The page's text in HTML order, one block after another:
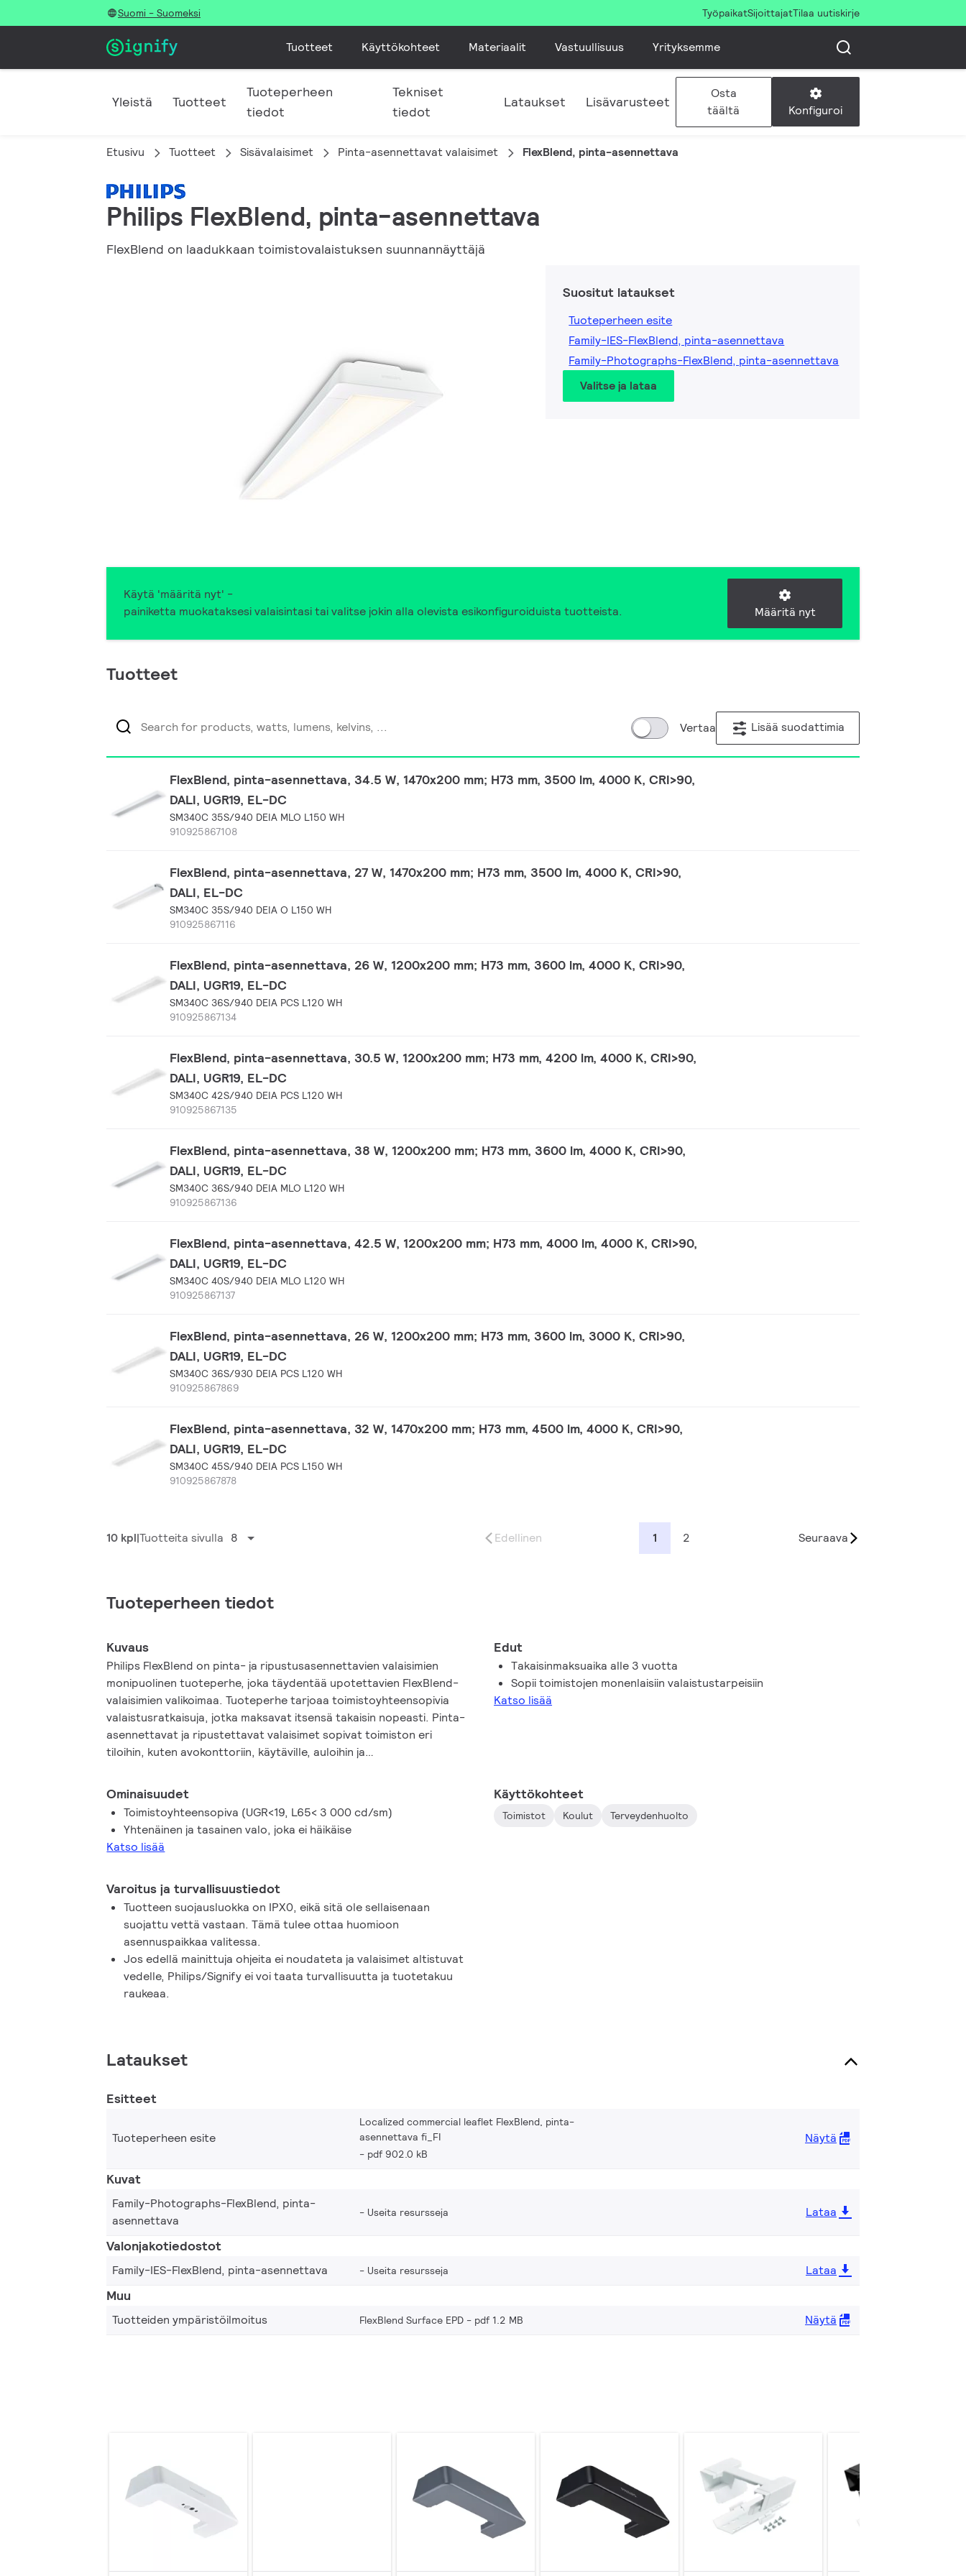
Suomi - Suomeksi TyöpaikatSijoittajatTilaa uutiskirje
Tuotteet Käyttökohteet Materiaalit Vastuullisuus Yrityksemme
Yleistä Tuotteet
Tuoteperheen
tiedot
Tekniset
tiedot
Lataukset Lisävarusteet
Osta
täältä
Konfiguroi
Etusivu Tuotteet Sisävalaisimet Pinta-asennettavat valaisimet FlexBlend, pinta-asennettava
Philips FlexBlend, pinta-asennettava
FlexBlend on laadukkaan toimistovalaistuksen suunnannäyttäjä
Suositut lataukset
Tuoteperheen esite
Family-IES-FlexBlend, pinta-asennettava
Family-Photographs-FlexBlend, pinta-asennettava
Valitse ja lataa
Käytä 'määritä nyt' -
painiketta muokataksesi valaisintasi tai valitse jokin alla olevista esikonfiguroiduista tuotteista.
Määritä nyt
Tuotteet
Vertaa Lisää suodattimia
FlexBlend, pinta-asennettava, 34.5 W, 1470x200 mm; H73 mm, 3500 lm, 4000 K, CRI>90,
DALI, UGR19, EL-DC
SM340C 35S/940 DEIA MLO L150 WH
910925867108
FlexBlend, pinta-asennettava, 27 W, 1470x200 mm; H73 mm, 3500 lm, 4000 K, CRI>90,
DALI, EL-DC
SM340C 35S/940 DEIA O L150 WH
910925867116
FlexBlend, pinta-asennettava, 26 W, 1200x200 mm; H73 mm, 3600 lm, 4000 K, CRI>90,
DALI, UGR19, EL-DC
SM340C 36S/940 DEIA PCS L120 WH
910925867134
FlexBlend, pinta-asennettava, 30.5 W, 1200x200 mm; H73 mm, 4200 lm, 4000 K, CRI>90,
DALI, UGR19, EL-DC
SM340C 42S/940 DEIA PCS L120 WH
910925867135
FlexBlend, pinta-asennettava, 38 W, 1200x200 mm; H73 mm, 3600 lm, 4000 K, CRI>90,
DALI, UGR19, EL-DC
SM340C 36S/940 DEIA MLO L120 WH
910925867136
FlexBlend, pinta-asennettava, 42.5 W, 1200x200 mm; H73 mm, 4000 lm, 4000 K, CRI>90,
DALI, UGR19, EL-DC
SM340C 40S/940 DEIA MLO L120 WH
910925867137
FlexBlend, pinta-asennettava, 26 W, 1200x200 mm; H73 mm, 3600 lm, 3000 K, CRI>90,
DALI, UGR19, EL-DC
SM340C 36S/930 DEIA PCS L120 WH
910925867869
FlexBlend, pinta-asennettava, 32 W, 1470x200 mm; H73 mm, 4500 lm, 4000 K, CRI>90,
DALI, UGR19, EL-DC
SM340C 45S/940 DEIA PCS L150 WH
910925867878
10 kpl Tuotteita sivulla 8 Edellinen 1 2 Seuraava
Tuoteperheen tiedot
Kuvaus
Philips FlexBlend on pinta- ja ripustusasennettavien valaisimien
monipuolinen tuoteperhe, joka täydentää upotettavien FlexBlend-
valaisimien valikoimaa. Tuoteperhe tarjoaa toimistoyhteensopivia
valaistusratkaisuja, jotka maksavat itsensä takaisin nopeasti. Pinta-
asennettavat ja ripustettavat valaisimet sopivat toimiston eri
tiloihin, kuten avokonttoriin, käytäville, auloihin ja
valojonoon. Valaisimessa on integroitu ohjainlaite. FlexBlend on
valaistuksenohjausjärjestelmään (kuten Interactiin) silloin, kun se
parhaiten sopii. Tämä tekee valaisimesta erinomaisen valinnan sekä
uusiin kohteisiin että saneerausprojekteihin.
Edut
Takaisinmaksuaika alle 3 vuotta
Sopii toimistojen monenlaisiin valaistustarpeisiin
Katso lisää
Ominaisuudet
Toimistoyhteensopiva (UGR<19, L65< 3 000 cd/sm)
Yhtenäinen ja tasainen valo, joka ei häikäise
Katso lisää
Käyttökohteet
Toimistot Koulut Terveydenhuolto
Varoitus ja turvallisuustiedot
Tuotteen suojausluokka on IPX0, eikä sitä ole sellaisenaan
suojattu vettä vastaan. Tämä tulee ottaa huomioon
asennuspaikkaa valitessa.
Jos edellä mainittuja ohjeita ei noudateta ja valaisimet altistuvat
vedelle, Philips/Signify ei voi taata turvallisuutta ja tuotetakuu
raukeaa.
Lataukset
Esitteet
Tuoteperheen esite
Localized commercial leaflet FlexBlend, pinta-
asennettava fi_FI
pdf 902.0 kB
Näytä
Kuvat
Family-Photographs-FlexBlend, pinta-
asennettava
Useita resursseja Lataa
Valonjakotiedostot
Family-IES-FlexBlend, pinta-asennettava Useita resursseja Lataa
Muu
Tuotteiden ympäristöilmoitus FlexBlend Surface EPD pdf 1.2 MB Näytä